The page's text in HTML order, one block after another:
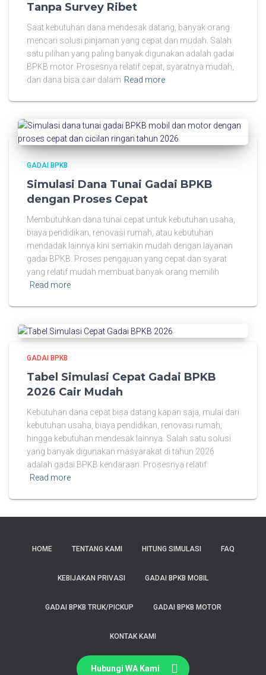
Hubungi WA Kami
Tanpa Survey Ribet
Saat kebutuhan dana mendesak datang, banyak orang
mencari solusi pinjaman yang cepat dan mudah. Salah
satu pilihan yang paling banyak digunakan adalah gadai
BPKB motor. Prosesnya relatif cepat, syaratnya mudah,
dan dana bisa cair dalam Read more
GADAI BPKB
Simulasi Dana Tunai Gadai BPKB
dengan Proses Cepat
Membutuhkan dana tunai cepat untuk kebutuhan usaha,
biaya pendidikan, renovasi rumah, atau kebutuhan
mendadak lainnya kini semakin mudah dengan layanan
gadai BPKB. Proses pengajuan yang cepat dan syarat
yang relatif mudah membuat banyak orang memilih
Read more
GADAI BPKB
Tabel Simulasi Cepat Gadai BPKB
2026 Cair Mudah
Kebutuhan dana cepat bisa datang kapan saja, mulai dari
kebutuhan usaha, biaya pendidikan, renovasi rumah,
hingga kebutuhan mendesak lainnya. Salah satu solusi
yang banyak digunakan masyarakat di tahun 2026
adalah gadai BPKB kendaraan. Prosesnya relatif
Read more
HOME TENTANG KAMI HITUNG SIMULASI FAQ
KEBIJAKAN PRIVASI GADAI BPKB MOBIL
GADAI BPKB TRUK/PICKUP GADAI BPKB MOTOR
KONTAK KAMI